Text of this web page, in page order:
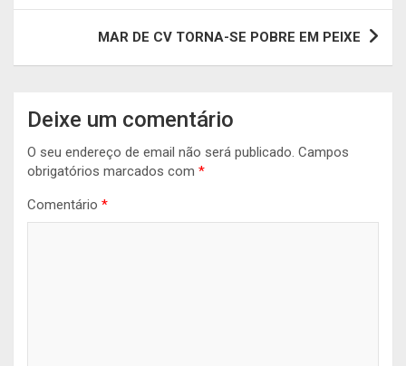
artigos
MAR DE CV TORNA-SE POBRE EM PEIXE
Deixe um comentário
O seu endereço de email não será publicado. Campos
obrigatórios marcados com *
Comentário *